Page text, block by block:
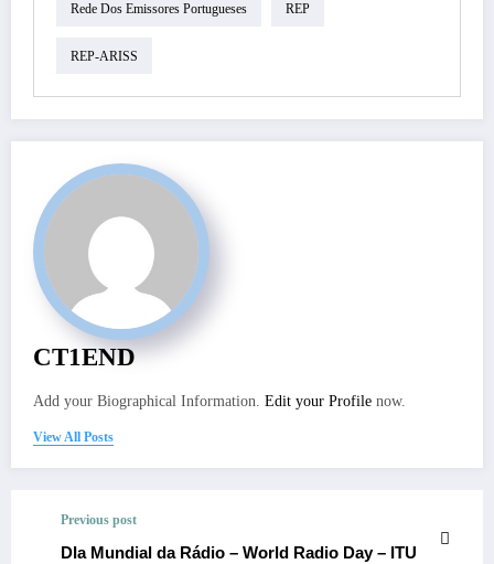
Rede Dos Emissores Portugueses REP
REP-ARISS
CT1END
Add your Biographical Information. Edit your Profile now.
View All Posts
Previous post
DIa Mundial da Rádio – World Radio Day – ITU